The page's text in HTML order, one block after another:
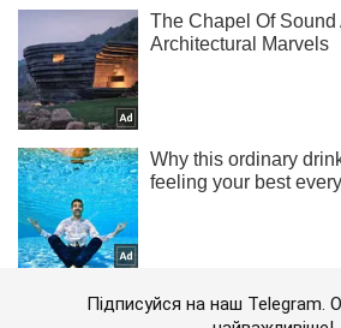
Підписуйся на наш Telegram.